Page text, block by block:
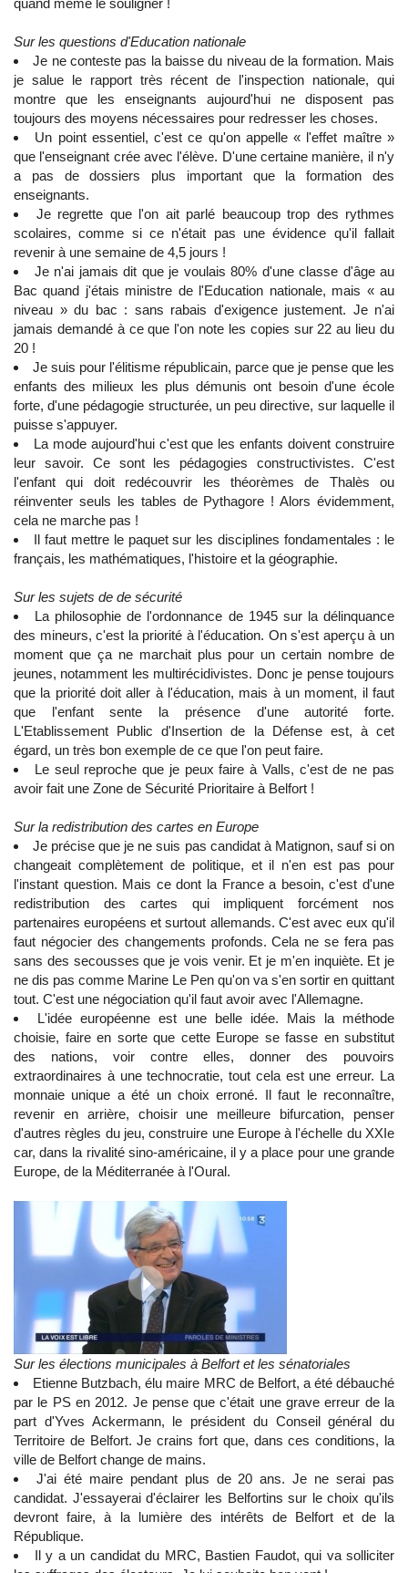
quand même le souligner !
Sur les questions d'Education nationale
Je ne conteste pas la baisse du niveau de la formation. Mais
je salue le rapport très récent de l'inspection nationale, qui
montre que les enseignants aujourd'hui ne disposent pas
toujours des moyens nécessaires pour redresser les choses.
Un point essentiel, c'est ce qu'on appelle « l'effet maître »
que l'enseignant crée avec l'élève. D'une certaine manière, il n'y
a pas de dossiers plus important que la formation des
enseignants.
Je regrette que l'on ait parlé beaucoup trop des rythmes
scolaires, comme si ce n'était pas une évidence qu'il fallait
revenir à une semaine de 4,5 jours !
Je n'ai jamais dit que je voulais 80% d'une classe d'âge au
Bac quand j'étais ministre de l'Education nationale, mais « au
niveau » du bac : sans rabais d'exigence justement. Je n'ai
jamais demandé à ce que l'on note les copies sur 22 au lieu du
20 !
Je suis pour l'élitisme républicain, parce que je pense que les
enfants des milieux les plus démunis ont besoin d'une école
forte, d'une pédagogie structurée, un peu directive, sur laquelle il
puisse s'appuyer.
La mode aujourd'hui c'est que les enfants doivent construire
leur savoir. Ce sont les pédagogies constructivistes. C'est
l'enfant qui doit redécouvrir les théorèmes de Thalès ou
réinventer seuls les tables de Pythagore ! Alors évidemment,
cela ne marche pas !
Il faut mettre le paquet sur les disciplines fondamentales : le
français, les mathématiques, l'histoire et la géographie.
Sur les sujets de de sécurité
La philosophie de l'ordonnance de 1945 sur la délinquance
des mineurs, c'est la priorité à l'éducation. On s'est aperçu à un
moment que ça ne marchait plus pour un certain nombre de
jeunes, notamment les multirécidivistes. Donc je pense toujours
que la priorité doit aller à l'éducation, mais à un moment, il faut
que l'enfant sente la présence d'une autorité forte.
L'Etablissement Public d'Insertion de la Défense est, à cet
égard, un très bon exemple de ce que l'on peut faire.
Le seul reproche que je peux faire à Valls, c'est de ne pas
avoir fait une Zone de Sécurité Prioritaire à Belfort !
Sur la redistribution des cartes en Europe
Je précise que je ne suis pas candidat à Matignon, sauf si on
changeait complètement de politique, et il n'en est pas pour
l'instant question. Mais ce dont la France a besoin, c'est d'une
redistribution des cartes qui impliquent forcément nos
partenaires européens et surtout allemands. C'est avec eux qu'il
faut négocier des changements profonds. Cela ne se fera pas
sans des secousses que je vois venir. Et je m'en inquiète. Et je
ne dis pas comme Marine Le Pen qu'on va s'en sortir en quittant
tout. C'est une négociation qu'il faut avoir avec l'Allemagne.
L'idée européenne est une belle idée. Mais la méthode
choisie, faire en sorte que cette Europe se fasse en substitut
des nations, voir contre elles, donner des pouvoirs
extraordinaires à une technocratie, tout cela est une erreur. La
monnaie unique a été un choix erroné. Il faut le reconnaître,
revenir en arrière, choisir une meilleure bifurcation, penser
d'autres règles du jeu, construire une Europe à l'échelle du XXIe
car, dans la rivalité sino-américaine, il y a place pour une grande
Europe, de la Méditerranée à l'Oural.
Sur les élections municipales à Belfort et les sénatoriales
Etienne Butzbach, élu maire MRC de Belfort, a été débauché
par le PS en 2012. Je pense que c'était une grave erreur de la
part d'Yves Ackermann, le président du Conseil général du
Territoire de Belfort. Je crains fort que, dans ces conditions, la
ville de Belfort change de mains.
J'ai été maire pendant plus de 20 ans. Je ne serai pas
candidat. J'essayerai d'éclairer les Belfortins sur le choix qu'ils
devront faire, à la lumière des intérêts de Belfort et de la
République.
Il y a un candidat du MRC, Bastien Faudot, qui va solliciter